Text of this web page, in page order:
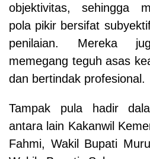
objektivitas, sehingga
pola pikir bersifat
penilaian. Mereka
memegang teguh asas
dan bertindak profesional.
Tampak pula hadir
antara lain Kakanwil
Fahmi, Wakil Bupati